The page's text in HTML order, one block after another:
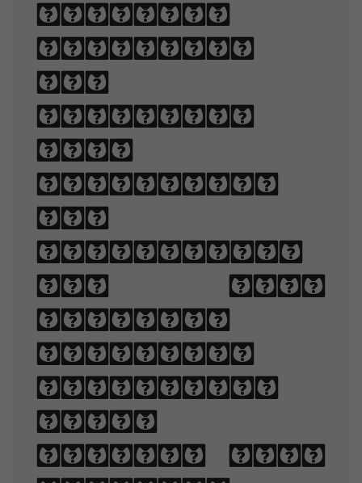
legible,
readable,
and
appealing
when
displayed.
The
arrangement
of type
involves
selecting
typefaces,
point
sizes, line